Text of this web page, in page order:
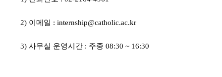
2) 이메일 : internship@catholic.ac.kr
3) 사무실 운영시간 : 주중 08:30 ~ 16:30